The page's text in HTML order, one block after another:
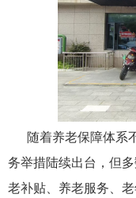
随着养老保障体系
务举措陆续出台，但
老补贴、养老服务、